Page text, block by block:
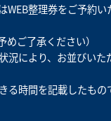
整理券をご予約い
ご了承ください）
況により、お並びいた
る時間を記載したもの